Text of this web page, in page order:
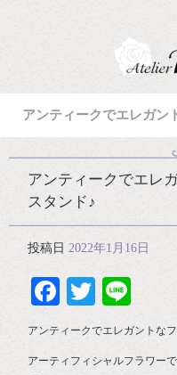
アンティークでエレガン
アンティークでエレ
スタンド♪
投稿日 2022年1月16日
Facebook
Twitter
アンティークでエレガントな
アーティフィシャルフラワー